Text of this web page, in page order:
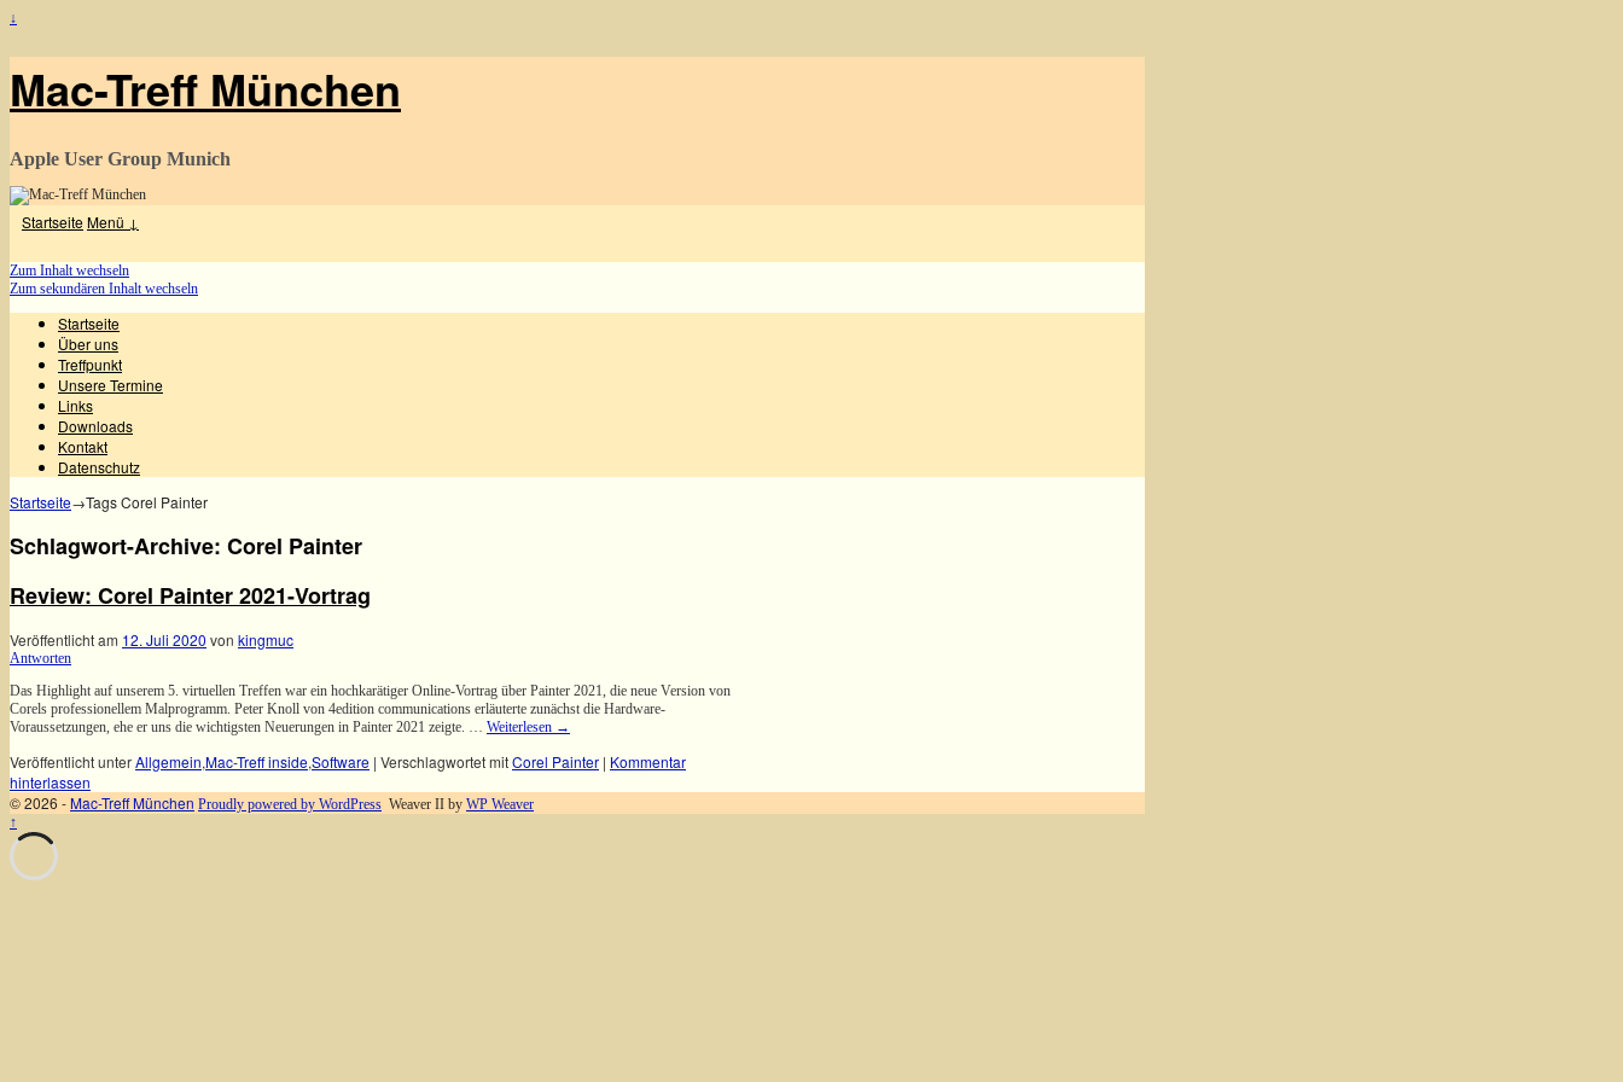
↓
Mac-Treff München
Apple User Group Munich
StartseiteMenü ↓
Zum Inhalt wechseln
Zum sekundären Inhalt wechseln
Startseite
Über uns
Treffpunkt
Unsere Termine
Links
Downloads
Kontakt
Datenschutz
Startseite→TagsCorel Painter
Schlagwort-Archive: Corel Painter
Review: Corel Painter 2021-Vortrag
Veröffentlicht am 12. Juli 2020 von kingmuc
Antworten
Das Highlight auf unserem 5. virtuellen Treffen war ein hochkarätiger Online-Vortrag über Painter 2021, die neue Version von
Corels professionellem Malprogramm. Peter Knoll von 4edition communications erläuterte zunächst die Hardware-
Voraussetzungen, ehe er uns die wichtigsten Neuerungen in Painter 2021 zeigte. … Weiterlesen →
Veröffentlicht unterAllgemein,Mac-Treff inside,Software | Verschlagwortet mitCorel Painter | Kommentar
hinterlassen
© 2026 -Mac-Treff München Proudly powered by WordPress Weaver II by WP Weaver
↑